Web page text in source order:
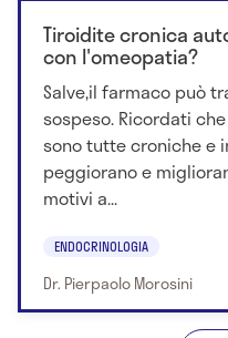
Tiroidite cronica
con l'omeopatia?
Salve,il farmaco può
sospeso. Ricordati
sono tutte croniche e
peggiorano e
motivi a...
ENDOCRINOLOGIA
Dr. Pierpaolo Morosini